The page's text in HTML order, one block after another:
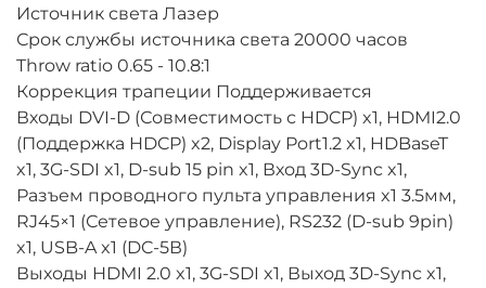
Источник света Лазер
Срок службы источника света 20000 часов
Throw ratio 0.65 - 10.8:1
Коррекция трапеции Поддерживается
Входы DVI-D (Совместимость с HDCP) x1, HDMI2.0
(Поддержка HDCP) x2, Display Port1.2 x1, HDBaseT
x1, 3G-SDI x1, D-sub 15 pin x1, Вход 3D-Sync x1,
Разъем проводного пульта управления x1 3.5мм,
RJ45×1 (Сетевое управление), RS232 (D-sub 9pin)
x1, USB-A x1 (DC-5В)
Выходы HDMI 2.0 x1, 3G-SDI x1, Выход 3D-Sync x1,